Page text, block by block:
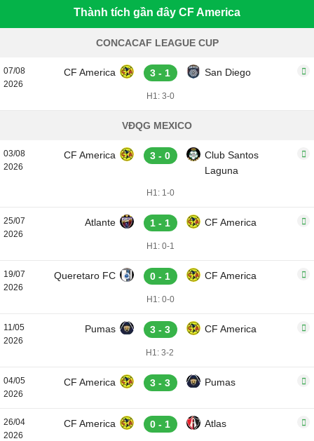
Thành tích gần đây CF America
CONCACAF LEAGUE CUP
07/08
2026
CF America 3 - 1 San Diego
H1: 3-0
VĐQG MEXICO
03/08
2026
CF America 3 - 0
Club Santos
Laguna
H1: 1-0
25/07
2026
Atlante 1 - 1 CF America
H1: 0-1
19/07
2026
Queretaro FC 0 - 1 CF America
H1: 0-0
11/05
2026
Pumas 3 - 3 CF America
H1: 3-2
04/05
2026
CF America 3 - 3 Pumas
26/04
2026
CF America 0 - 1 Atlas